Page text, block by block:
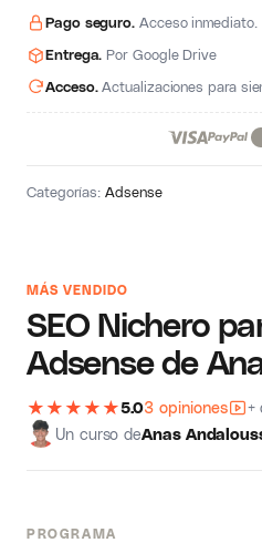
MÁS VENDIDO
SEO Nichero
Adsense de
★ ★ ★ ★ ★5.03 opiniones
+
Un curso deAnas
PROGRAMA
Pago seguro. Acceso inmediato.
Entrega. Por Google Drive
Acceso.Actualizaciones para
Categorías:Adsense